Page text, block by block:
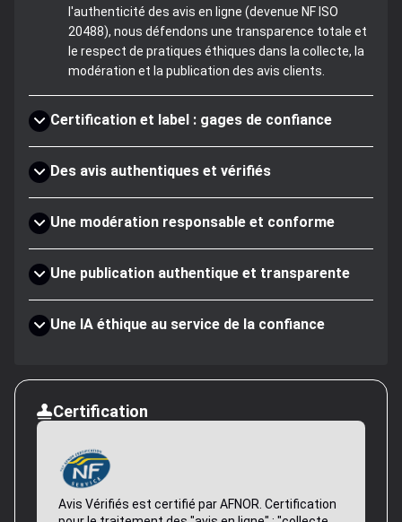
l'authenticité des avis en ligne (devenue NF ISO
20488), nous défendons une transparence totale et
le respect de pratiques éthiques dans la collecte, la
modération et la publication des avis clients.
Certification et label : gages de confiance
Des avis authentiques et vérifiés
Une modération responsable et conforme
Une publication authentique et transparente
Une IA éthique au service de la confiance
Certification
Avis Vérifiés est certifié par AFNOR. Certification